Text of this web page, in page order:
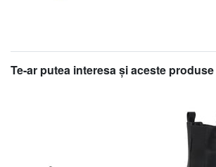
Te-ar putea interesa şi aceste